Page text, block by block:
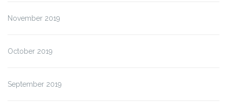
November 2019
October 2019
September 2019